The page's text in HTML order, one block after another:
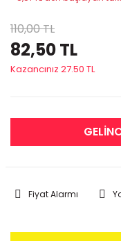
110,00 TL
82,50 TL
Kazancınız 27.50 TL
Fiyat Alarmı